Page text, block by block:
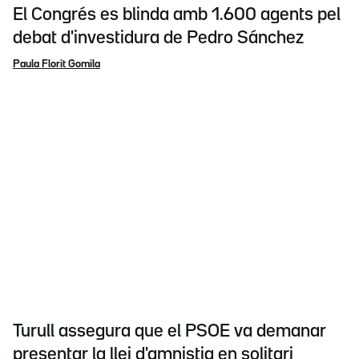
El Congrés es blinda amb 1.600 agents pel
debat d'investidura de Pedro Sánchez
Paula Florit Gomila
Turull assegura que el PSOE va demanar
presentar la llei d'amnistia en solitari